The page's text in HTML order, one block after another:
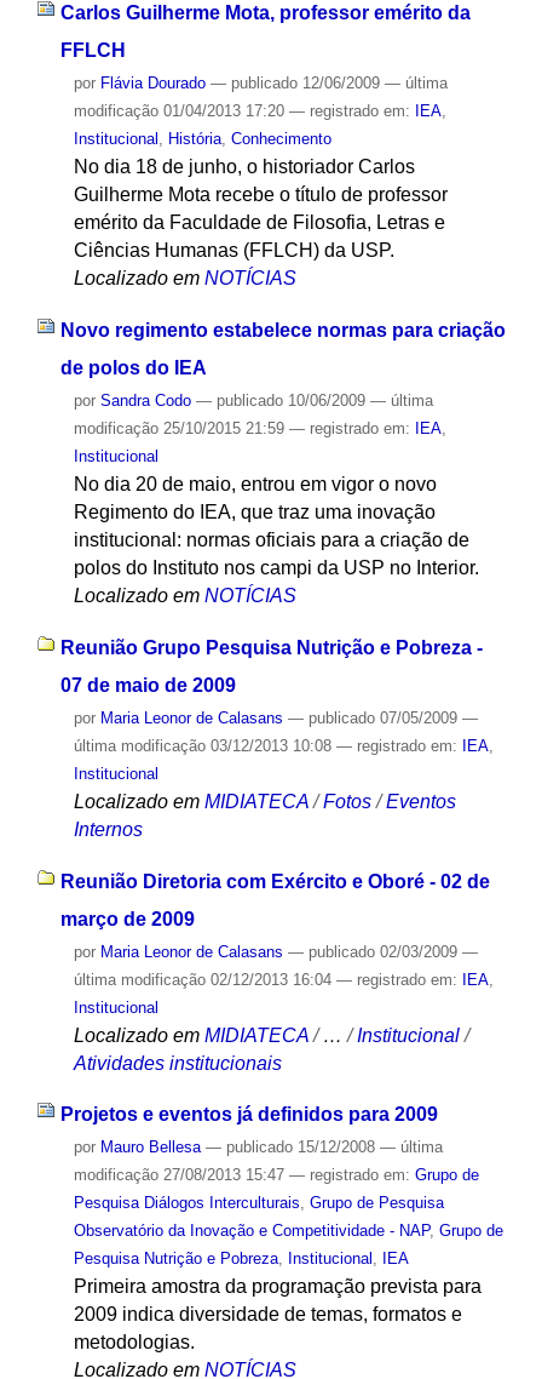
Carlos Guilherme Mota, professor emérito da
FFLCH
por Flávia Dourado — publicado12/06/2009 — última
modificação01/04/2013 17:20 — registrado em: IEA,
Institucional , História, Conhecimento
No dia 18 de junho, o historiador Carlos
Guilherme Mota recebe o título de professor
emérito da Faculdade de Filosofia, Letras e
Ciências Humanas (FFLCH) da USP.
Localizado em NOTÍCIAS
Novo regimento estabelece normas para criação
de polos do IEA
por Sandra Codo — publicado10/06/2009 — última
modificação25/10/2015 21:59 — registrado em: IEA,
Institucional
No dia 20 de maio, entrou em vigor o novo
Regimento do IEA, que traz uma inovação
institucional: normas oficiais para a criação de
polos do Instituto nos campi da USP no Interior.
Localizado em NOTÍCIAS
Reunião Grupo Pesquisa Nutrição e Pobreza -
07 de maio de 2009
por Maria Leonor de Calasans — publicado07/05/2009 —
última modificação03/12/2013 10:08 — registrado em: IEA,
Institucional
Localizado em MIDIATECA /Fotos /Eventos
Internos
Reunião Diretoria com Exército e Oboré - 02 de
março de 2009
por Maria Leonor de Calasans — publicado02/03/2009 —
última modificação02/12/2013 16:04 — registrado em: IEA,
Institucional
Localizado em MIDIATECA /…/Institucional /
Atividades institucionais
Projetos e eventos já definidos para 2009
por Mauro Bellesa — publicado15/12/2008 — última
modificação27/08/2013 15:47 — registrado em: Grupo de
Pesquisa Diálogos Interculturais, Grupo de Pesquisa
Observatório da Inovação e Competitividade - NAP, Grupo de
Pesquisa Nutrição e Pobreza, Institucional , IEA
Primeira amostra da programação prevista para
2009 indica diversidade de temas, formatos e
metodologias.
Localizado em NOTÍCIAS